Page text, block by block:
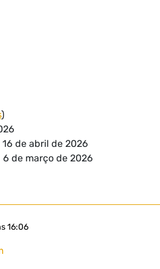
)
de abril de 2026
de março de 2026
16:06